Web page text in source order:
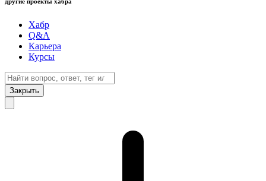
Хабр
Q&A
Карьера
Курсы
Закрыть